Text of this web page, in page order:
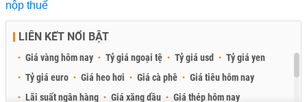
LIÊN KẾT NỔI BẬT
Giá vàng hôm nay Tỷ giá ngoại tệ Tỷ giá usd
Tỷ giá yen
Tỷ giá euro
Giá heo hơi Giá cà phê
Giá tiêu hôm nay
Lãi suất ngân hàng
Giá xăng dầu Giá thép hôm nay